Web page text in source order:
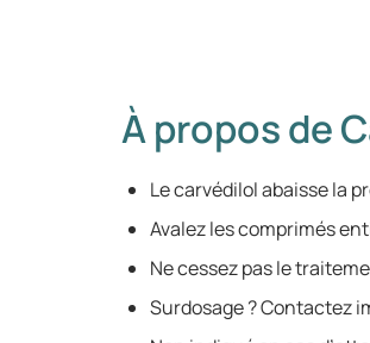
À propos de
Le carvédilol abaisse la
Avalez les comprimés
Ne cessez pas le
Surdosage ? Contactez